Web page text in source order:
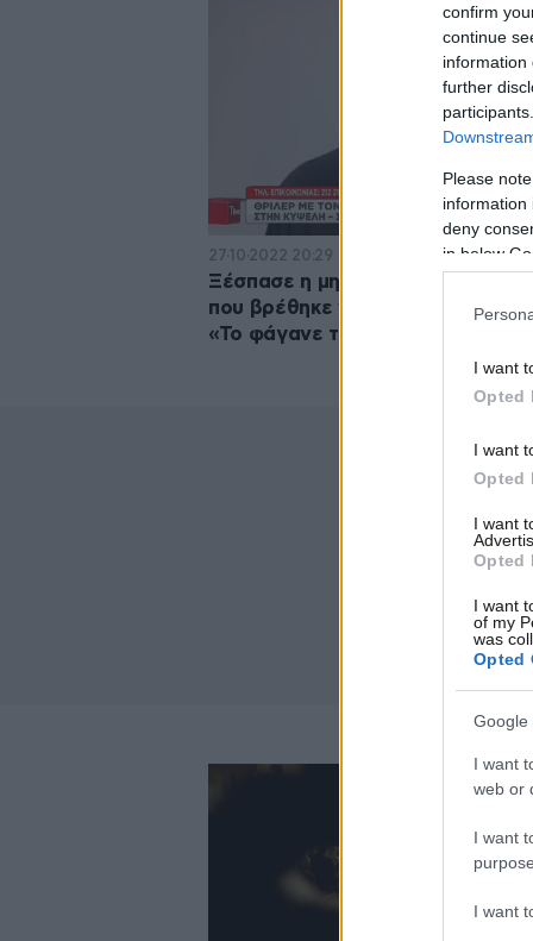
confirm
continue
information
further
Please
information
deny
in below
I want
Opted
I want
Opted
I want
Opted
I want
of my
was
Opted
Google
I want
web or
I want
I want
27·10·2022 20:29
Ξέσπασε η μητέρα του
που βρέθηκε νεκρός στην
«Το φάγανε το παιδί μου»